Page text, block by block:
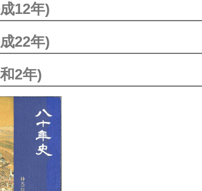
12年)
22年)
2年)